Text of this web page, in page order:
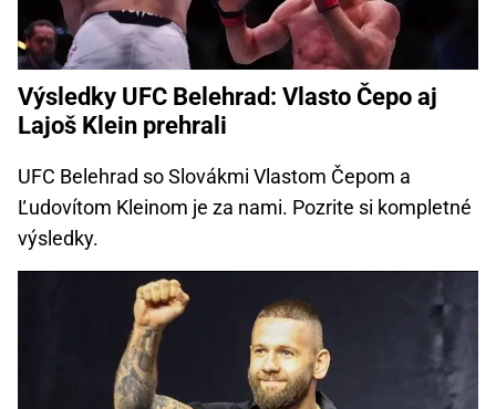
Výsledky UFC Belehrad: Vlasto Čepo aj
Lajoš Klein prehrali
UFC Belehrad so Slovákmi Vlastom Čepom a
Ľudovítom Kleinom je za nami. Pozrite si kompletné
výsledky.